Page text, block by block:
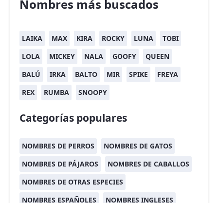
Nombres más buscados
LAIKA MAX KIRA ROCKY LUNA
TOBI
LOLA
MICKEY NALA GOOFY
QUEEN
BALÚ
IRKA BALTO MIR SPIKE
FREYA
REX
RUMBA SNOOPY
Categorías populares
NOMBRES DE PERROS
NOMBRES DE GATOS
NOMBRES DE PÁJAROS
NOMBRES DE CABALLOS
NOMBRES DE OTRAS ESPECIES
NOMBRES ESPAÑOLES
NOMBRES INGLESES